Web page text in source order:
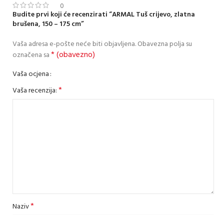
0
Budite prvi koji će recenzirati “ARMAL Tuš crijevo, zlatna
brušena, 150 – 175 cm”
Vaša adresa e-pošte neće biti objavljena.Obavezna polja su
označena sa* (obavezno)
Vaša ocjena
Vaša recenzija:*
Naziv*